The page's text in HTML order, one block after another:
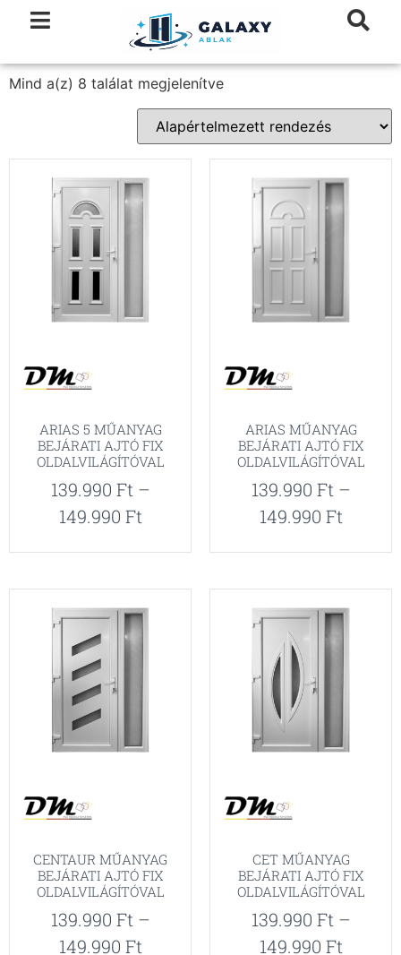
Mind a(z) 8 találat megjelenítve
ARIAS 5 MŰANYAG
BEJÁRATI AJTÓ FIX
OLDALVILÁGÍTÓVAL
139.990 Ft –
149.990 Ft
ARIAS MŰANYAG
BEJÁRATI AJTÓ FIX
OLDALVILÁGÍTÓVAL
139.990 Ft –
149.990 Ft
CENTAUR MŰANYAG
BEJÁRATI AJTÓ FIX
OLDALVILÁGÍTÓVAL
139.990 Ft –
149.990 Ft
CET MŰANYAG
BEJÁRATI AJTÓ FIX
OLDALVILÁGÍTÓVAL
139.990 Ft –
149.990 Ft